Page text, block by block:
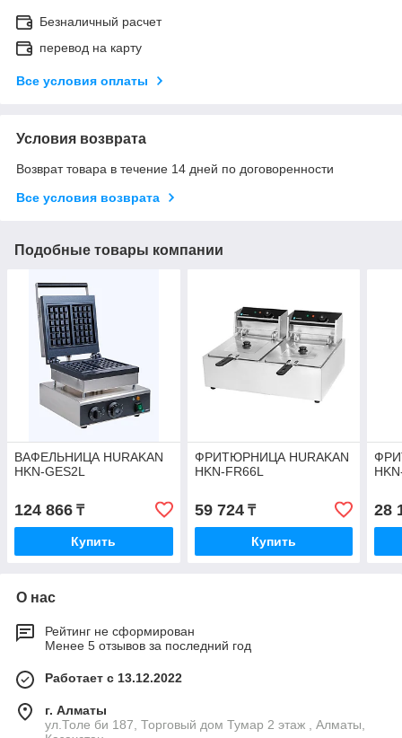
Безналичный расчет
перевод на карту
Все условия оплаты
Условия возврата
Возврат товара в течение 14 дней по договоренности
Все условия возврата
Подобные товары компании
ВАФЕЛЬНИЦА HURAKAN
HKN-GES2L
124 866 ₸
Купить
ФРИТЮРНИЦА HURAKAN
HKN-FR66L
59 724₸
Купить
28
О нас
Рейтинг не сформирован
Менее 5 отзывов за последний год
Работает с 13.12.2022
г. Алматы
ул.Толе би 187, Торговый дом Тумар 2 этаж , Алматы,